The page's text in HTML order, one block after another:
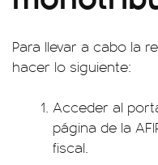
Para llevar a cabo la
hacer lo siguiente:
Acceder al
página de la
fiscal.